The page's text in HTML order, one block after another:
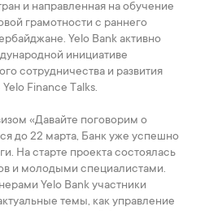
и направленная на обучение
грамотности с раннего
Yelo Bank активно
инициативе
сотрудничества и развития
Finance Talks.
«Давайте поговорим о
до 22 марта, Банк уже успешно
На старте проекта состоялась
и молодыми специалистами.
Yelo Bank участники
темы, как управление